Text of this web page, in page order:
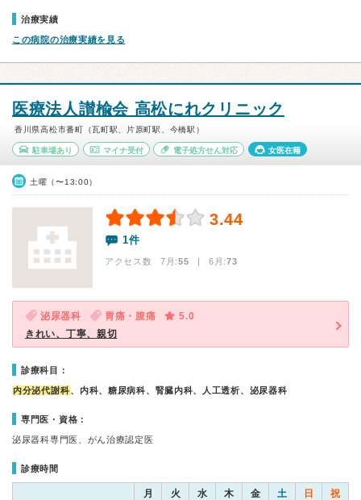
治療実績
この病院の治療実績を見る
医療法人讃楡会 高松にれクリニック
香川県高松市番町（瓦町駅、片原町駅、今橋駅）
駐車場あり マイナ受付 電子処方せん対応 女医在籍
土曜（〜13:00）
3.44
1件
アクセス数 7月:55 | 6月:73
泌尿器科 胃痛・腹痛
5.0
きれい、丁寧、親切
診療科目：
内分泌代謝科、内科、糖尿病科、腎臓内科、人工透析、泌尿器科
専門医・資格：
泌尿器科専門医、がん治療認定医
診療時間
月 火 水 木 金 土 日 祝